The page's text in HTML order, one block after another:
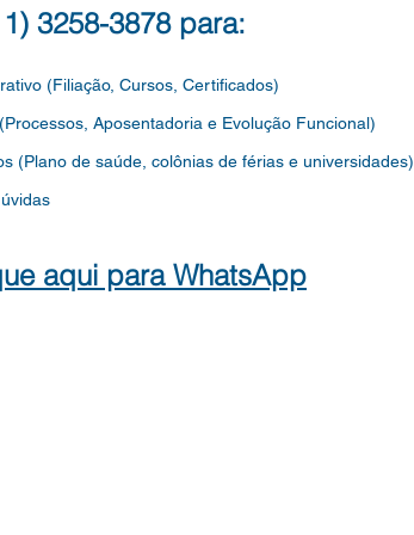
MAGISTÉRIO, DO QUADRO
3258-3878 para:
(Filiação, Cursos, Certificados)
Aposentadoria e Evolução Funcional)
(Plano de saúde, colônias de férias e universidades)
aqui para WhatsApp